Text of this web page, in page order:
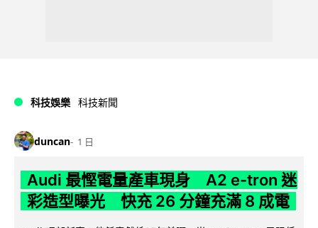
科技娛樂 科技新聞
duncan 1 日
Audi 最慳電量產車現身 A2 e-tron 迷
彩造型曝光 快充 26 分鐘充滿 8 成電